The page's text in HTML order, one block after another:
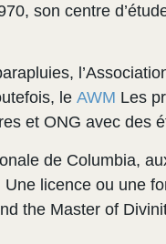
son centre
le AWM Les
et ONG avec des
de Columbia,
licence ou une
the Master of